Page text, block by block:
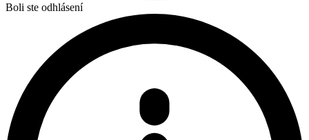
Boli ste odhlásení